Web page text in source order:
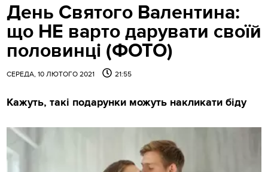
День Святого Валентина:
що НЕ варто дарувати своїй
половинці (ФОТО)
СЕРЕДА, 10 ЛЮТОГО 2021 21:55
Кажуть, такі подарунки можуть накликати біду